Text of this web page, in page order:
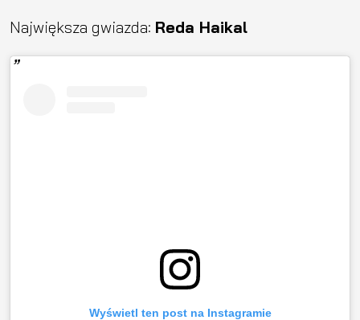
Największa gwiazda: Reda Haikal
Wyświetl ten post na Instagramie